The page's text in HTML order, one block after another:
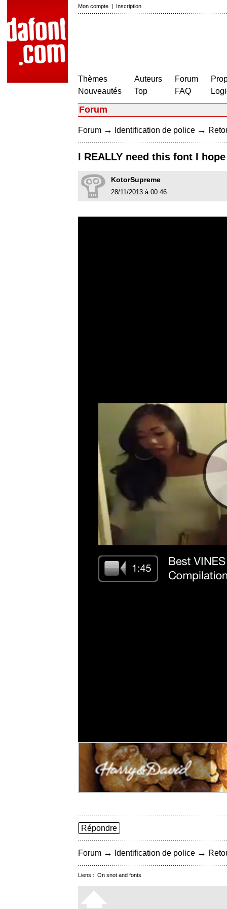
Mon compte | Inscription
Thèmes
Nouveautés
Auteurs
Top
Forum
FAQ
Forum
Forum → Identification de police →
I REALLY need this font I
KotorSupreme
28/11/2013 à 00:46
Répondre
Forum → Identification de police →
Liens : On snot and fonts